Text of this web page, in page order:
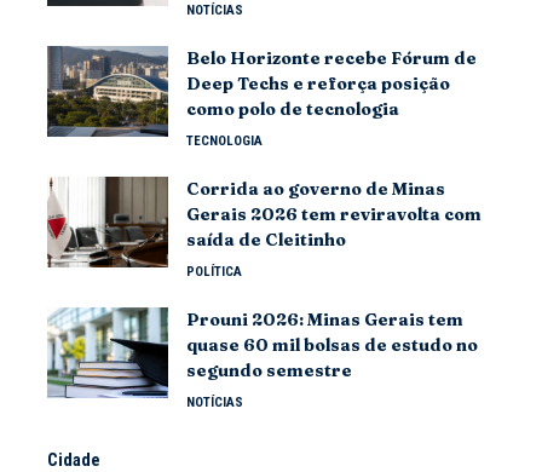
NOTÍCIAS
Belo Horizonte recebe Fórum de
Deep Techs e reforça posição
como polo de tecnologia
TECNOLOGIA
Corrida ao governo de Minas
Gerais 2026 tem reviravolta com
saída de Cleitinho
POLÍTICA
Prouni 2026: Minas Gerais tem
quase 60 mil bolsas de estudo no
segundo semestre
NOTÍCIAS
Cidade